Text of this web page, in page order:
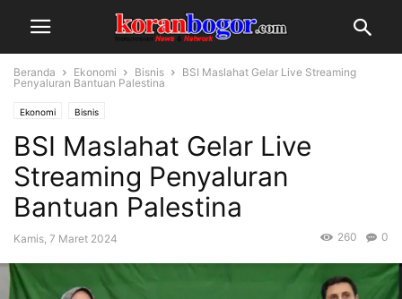
Beranda Ekonomi Bisnis
BSI Maslahat Gelar Live Streaming
Penyaluran Bantuan Palestina
Ekonomi Bisnis
BSI Maslahat Gelar Live
Streaming Penyaluran
Bantuan Palestina
Kamis, 7 Maret 2024 0
260